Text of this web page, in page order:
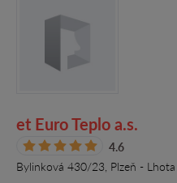
et Euro Teplo a.s.
4.6
Bylinková 430/23, Plzeň - Lhota